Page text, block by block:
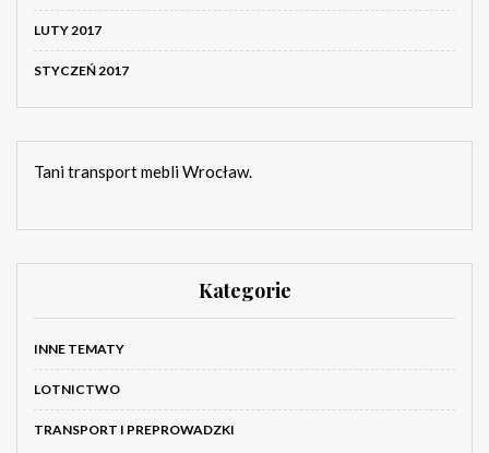
LUTY 2017
STYCZEŃ 2017
Tani transport mebli Wrocław.
Kategorie
INNE TEMATY
LOTNICTWO
TRANSPORT I PREPROWADZKI